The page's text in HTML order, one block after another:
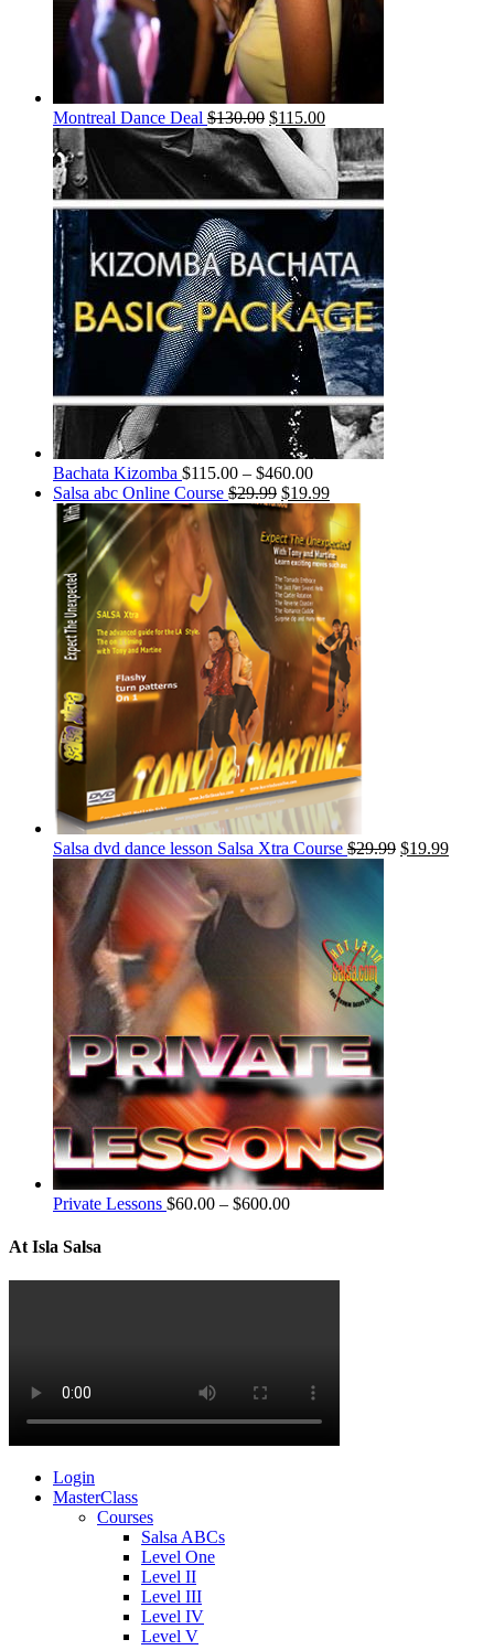
Montreal Dance Deal $130.00 $115.00
Bachata Kizomba $115.00 – $460.00
Salsa abc Online Course $29.99 $19.99
Salsa dvd dance lesson Salsa Xtra Course $29.99 $19.99
Private Lessons $60.00 – $600.00
At Isla Salsa
Login
MasterClass
Courses
Salsa ABCs
Level One
Level II
Level III
Level IV
Level V